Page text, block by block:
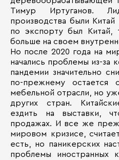
Тимур Иртуганов.
производства были
по экспорту был Китай,
больше на своем
Но после 2020 года на
начались проблемы из-за
пандемии значительно
по-прежнему остается
мебельной отрасли, но
других стран.
ездить на выставки,
продажах. И все же
мировом кризисе,
есть, но паникерских
проблемы иностранных